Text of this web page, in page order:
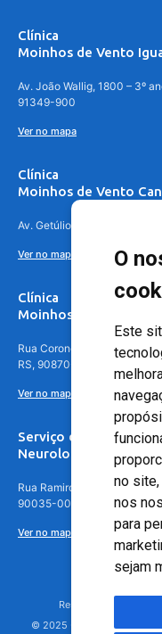
O
Este
no site,
nos
para
sejam
Clínica
Moinhos de Vento
Av. João Wallig, 1800 – 3º
91349-900
Ver no mapa
Clínica
Moinhos de Vento
Av. Getúlio Vargas, 4841 –
Ver no mapa
Clínica
Moinhos de Vento -
Rua Coronel Aparício
RS, 90870-016
Ver no mapa
Serviço de
Neurologia
Rua Ramiro Barcelos, 630 –
90035-001
Ver no mapa
Responsável Técnico:
© 2025 - Hospital Moinhos